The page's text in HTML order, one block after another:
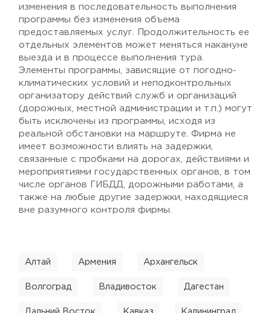
изменения в последовательность выполнения
программы без изменения объема
предоставляемых услуг. Продолжительность ее
отдельных элементов может меняться накануне
выезда и в процессе выполнения тура.
Элементы программы, зависящие от погодно-
климатических условий и неподконтрольных
организатору действий служб и организаций
(дорожных, местной администрации и т.п.) могут
быть исключены из программы, исходя из
реальной обстановки на маршруте. Фирма не
имеет возможности влиять на задержки,
связанные с пробками на дорогах, действиями и
мероприятиями государственных органов, в том
числе органов ГИБДД, дорожными работами, а
также на любые другие задержки, находящиеся
вне разумного контроля фирмы.
Алтай Армения Архангельск
Волгоград Владивосток Дагестан